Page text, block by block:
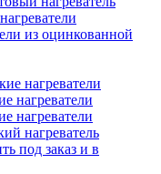
из оцинкованной
нагреватели
нагреватели
нагреватели
нагреватель
под заказ и в